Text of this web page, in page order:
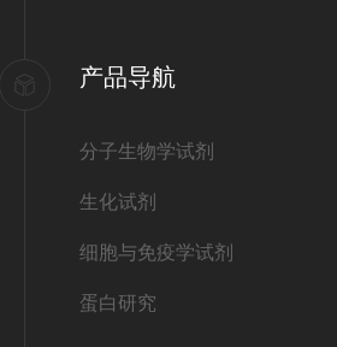
产品导航
分子生物学试剂
生化试剂
细胞与免疫学试剂
蛋白研究